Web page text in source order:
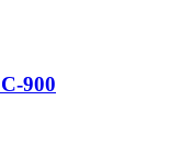
900